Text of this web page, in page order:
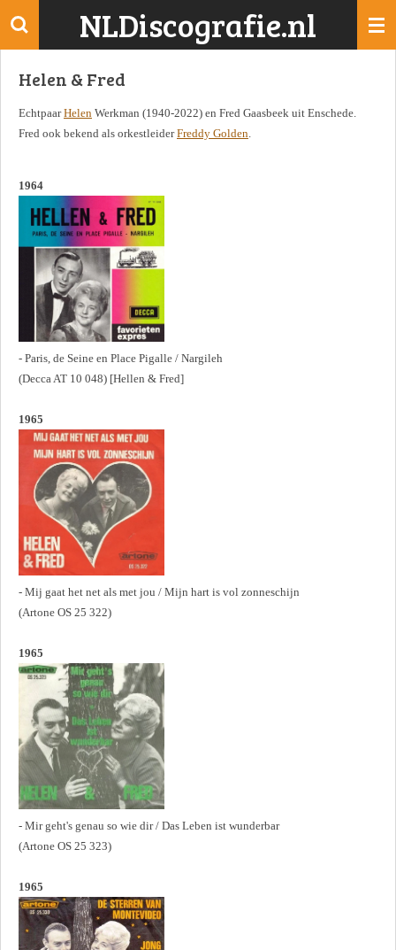
Ga
de
NLDiscografie.nl
Helen & Fred
EchtpaarHelen Werkman (1940-2022) en Fred Gaasbeek uit Enschede.
Fred ook bekend als orkestleiderFreddy Golden.
1964
- Paris, de Seine en Place Pigalle / Nargileh
(Decca AT 10 048) [Hellen & Fred]
1965
- Mij gaat het net als met jou / Mijn hart is vol zonneschijn
(Artone OS 25 322)
1965
- Mir geht's genau so wie dir / Das Leben ist wunderbar
(Artone OS 25 323)
1965